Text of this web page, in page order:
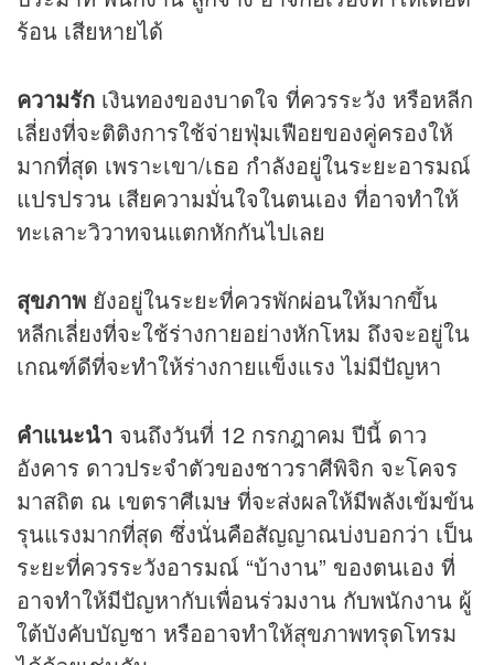
ร้อน เสียหายได้
ความรัก เงินทองของบาดใจ ที่ควรระวัง หรือหลีก
เลี่ยงที่จะติติงการใช้จ่ายฟุ่มเฟือยของคู่ครองให้
มากที่สุด เพราะเขา/เธอ กำลังอยู่ในระยะอารมณ์
แปรปรวน เสียความมั่นใจในตนเอง ที่อาจทำให้
ทะเลาะวิวาทจนแตกหักกันไปเลย
สุขภาพ ยังอยู่ในระยะที่ควรพักผ่อนให้มากขึ้น
หลีกเลี่ยงที่จะใช้ร่างกายอย่างหักโหม ถึงจะอยู่ใน
เกณฑ์ดีที่จะทำให้ร่างกายแข็งแรง ไม่มีปัญหา
คำแนะนำ จนถึงวันที่ 12 กรกฎาคม ปีนี้ ดาว
อังคาร ดาวประจำตัวของชาวราศีพิจิก จะโคจร
มาสถิต ณ เขตราศีเมษ ที่จะส่งผลให้มีพลังเข้มข้น
รุนแรงมากที่สุด ซึ่งนั่นคือสัญญาณบ่งบอกว่า เป็น
ระยะที่ควรระวังอารมณ์ “บ้างาน” ของตนเอง ที่
อาจทำให้มีปัญหากับเพื่อนร่วมงาน กับพนักงาน ผู้
ใต้บังคับบัญชา หรืออาจทำให้สุขภาพทรุดโทรม